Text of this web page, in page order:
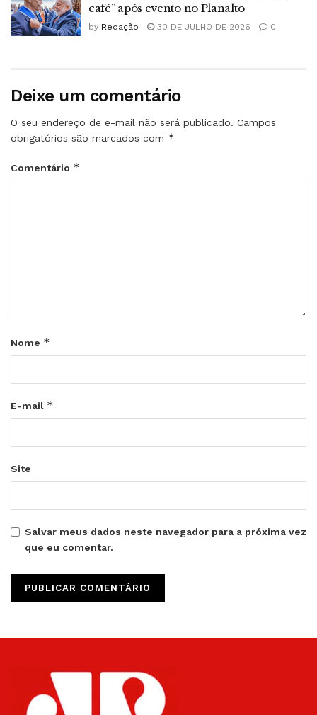
café” após evento no Planalto
by Redação 30 DE JULHO DE 2026 0
Deixe um comentário
O seu endereço de e-mail não será publicado. Campos
obrigatórios são marcados com *
Comentário *
Nome *
E-mail *
Site
Salvar meus dados neste navegador para a próxima vez
que eu comentar.